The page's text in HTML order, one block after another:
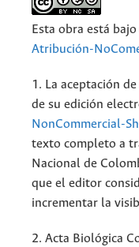
Esta obra está
Atribución-
1. La aceptación
de su edición
NonCommercial-
texto completo a
Nacional de
que el editor
incrementar la
2. Acta Biológica